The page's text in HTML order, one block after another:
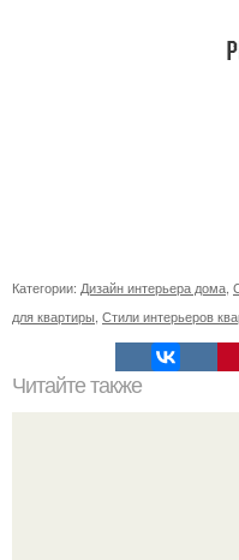
Категории: Дизайн интерьера дома
для квартиры Стили интерьеров
Читайте также